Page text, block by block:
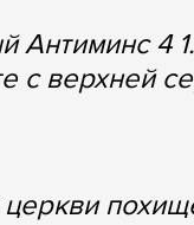
Антиминс 4
с верхней